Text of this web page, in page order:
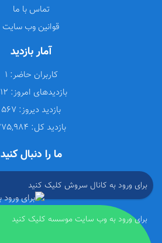
تماس با ما
قوانین وب سایت
آمار بازدید
کاربران حاضر:
بازدیدهای امروز:
بازدید دیروز:
بازدید کل:
ما را دنبال کنید
برای ورود به کانال سروش کلیک کنید
برای ورود به وب سایت موسسه کلیک کنید